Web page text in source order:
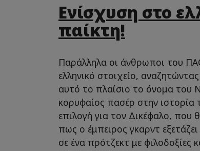
Ενίσχυση στο
παίκτη!
Παράλληλα οι άνθρωποι του
ελληνικό στοιχείο,
αυτό το πλαίσιο το όνομα του
κορυφαίος πασέρ στην ιστορία
επιλογή για τον Δικέφαλο, που
πως ο έμπειρος γκαρντ
σε ένα πρότζεκτ με